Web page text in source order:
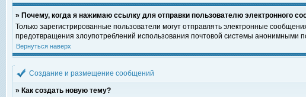
» Почему, когда я нажимаю ссылку для отправки пользователю электронного
Только зарегистрированные пользователи могут отправлять электронные
предотвращения злоупотреблений использования почтовой системы анонимными
Вернуться наверх
Создание и размещение сообщений
» Как создать новую тему?